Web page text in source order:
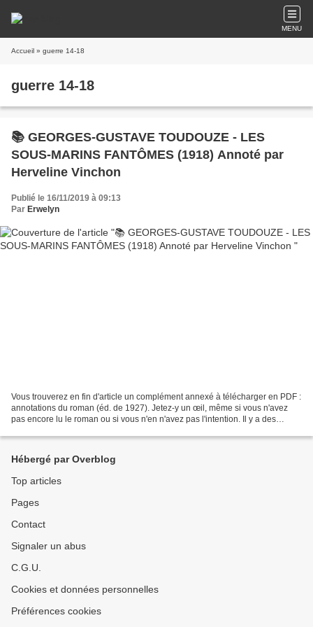
MENU
Accueil » guerre 14-18
guerre 14-18
📚 GEORGES-GUSTAVE TOUDOUZE - LES
SOUS-MARINS FANTÔMES (1918) Annoté par
Herveline Vinchon
Publié le 16/11/2019 à 09:13
Par Erwelyn
Vous trouverez en fin d'article un complément annexé à télécharger en PDF :
annotations du roman (éd. de 1927). Jetez-y un œil, même si vous n'avez
pas encore lu le roman ou si vous n'en n'avez pas l'intention. Il y a des
Hébergé par Overblog
Top articles
Pages
Contact
Signaler un abus
C.G.U.
Cookies et données personnelles
Préférences cookies